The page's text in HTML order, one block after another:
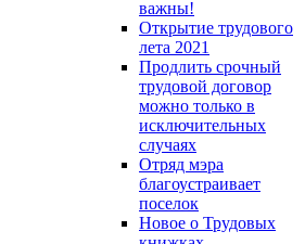
важны!
Открытие трудового
лета 2021
Продлить срочный
трудовой договор
можно только в
исключительных
случаях
Отряд мэра
благоустраивает
поселок
Новое о Трудовых